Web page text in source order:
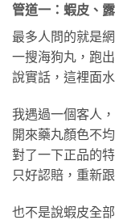
管道一：蝦皮、
最多人問的就是
一搜海狗丸，跑
說實話，這裡面
我遇過一個客人
開來藥丸顏色不
對了一下正品的
只好認賠，重新
也不是說蝦皮全